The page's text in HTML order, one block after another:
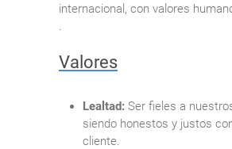
internacional, con valores
.
Valores
Lealtad: Ser fieles a
siendo honestos y justos
cliente.